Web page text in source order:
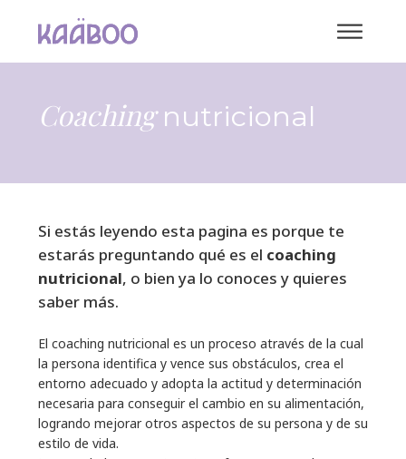
Coachingnutricional
Si estás leyendo esta pagina es porque te
estarás preguntando qué es el coaching
nutricional, o bien ya lo conoces y quieres
saber más.
El coaching nutricional es un proceso através de la cual
la persona identifica y vence sus obstáculos, crea el
entorno adecuado y adopta la actitud y determinación
necesaria para conseguir el cambio en su alimentación,
logrando mejorar otros aspectos de su persona y de su
estilo de vida.